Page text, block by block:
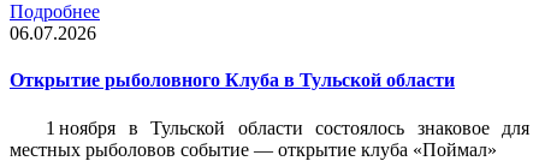
Подробнее
06.07.2026
Открытие рыболовного Клуба в Тульской области
1 ноября в Тульской области состоялось знаковое для
местных рыболовов событие — открытие клуба «Поймал»